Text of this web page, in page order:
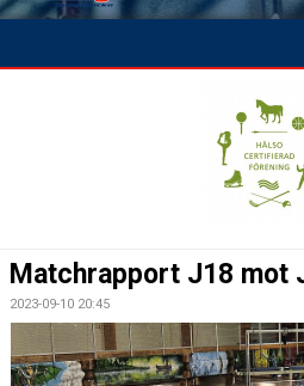
MATCHER
CAMPER
Matchrapport J18 mot
2023-09-10 20:45